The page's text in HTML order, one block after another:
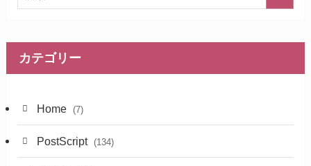
カテゴリー
Home (7)
PostScript (134)